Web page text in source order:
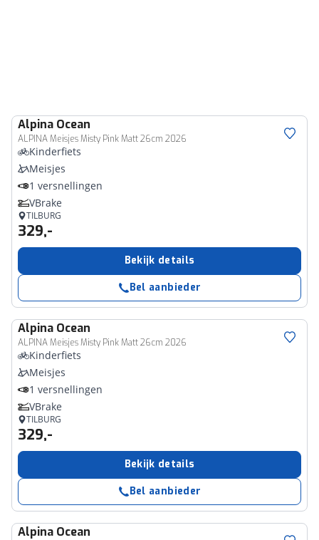
Alpina Ocean
ALPINA Meisjes Misty Pink Matt 26cm 2026
Kinderfiets
Meisjes
1 versnellingen
VBrake
TILBURG
329,-
Bekijk details
Bel aanbieder
Alpina Ocean
ALPINA Meisjes Misty Pink Matt 26cm 2026
Kinderfiets
Meisjes
1 versnellingen
VBrake
TILBURG
329,-
Bekijk details
Bel aanbieder
Alpina Ocean